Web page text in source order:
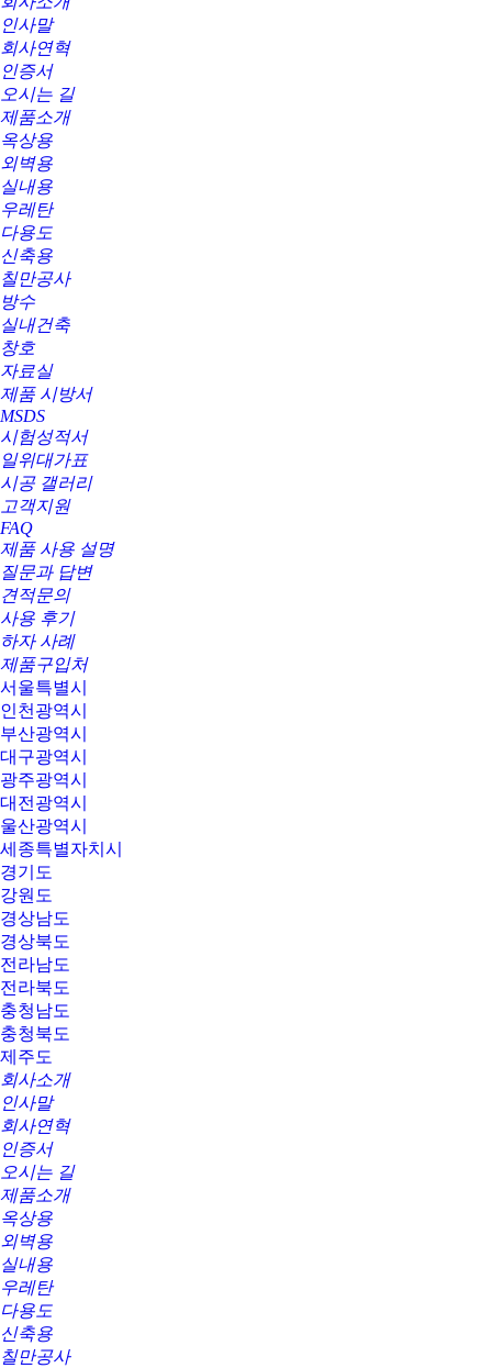
인사말
회사연혁
인증서
오시는 길
제품소개
옥상용
외벽용
실내용
우레탄
다용도
신축용
칠만공사
방수
실내건축
창호
자료실
제품 시방서
MSDS
시험성적서
일위대가표
시공 갤러리
고객지원
FAQ
제품 사용 설명
질문과 답변
견적문의
사용 후기
하자 사례
제품구입처
서울특별시
인천광역시
부산광역시
대구광역시
광주광역시
대전광역시
울산광역시
세종특별자치시
경기도
강원도
경상남도
경상북도
전라남도
전라북도
충청남도
충청북도
제주도
회사소개
인사말
회사연혁
인증서
오시는 길
제품소개
옥상용
외벽용
실내용
우레탄
다용도
신축용
칠만공사